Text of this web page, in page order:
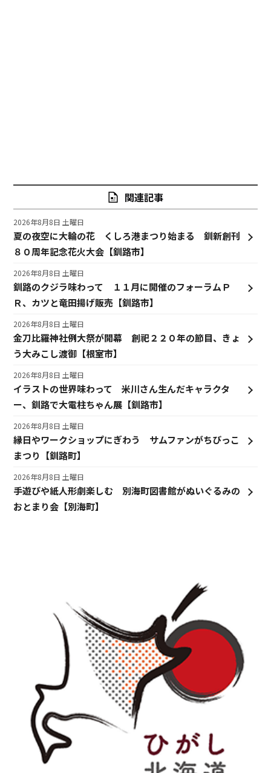
関連記事
夏の夜空に大輪の花 くしろ港まつり始まる 釧新創刊
８０周年記念花火大会【釧路市】
2026年8月8日 土曜日
釧路のクジラ味わって １１月に開催のフォーラムＰ
Ｒ、カツと竜田揚げ販売【釧路市】
2026年8月8日 土曜日
金刀比羅神社例大祭が開幕 創祀２２０年の節目、きょ
う大みこし渡御【根室市】
2026年8月8日 土曜日
イラストの世界味わって 米川さん生んだキャラクタ
ー、釧路で大電柱ちゃん展【釧路市】
2026年8月8日 土曜日
縁日やワークショップにぎわう サムファンがちびっこ
まつり【釧路町】
2026年8月8日 土曜日
手遊びや紙人形劇楽しむ 別海町図書館がぬいぐるみの
おとまり会【別海町】
2026年8月8日 土曜日